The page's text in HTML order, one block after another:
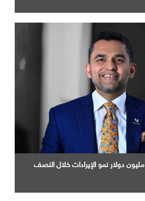
برجيل القابضة 757 مليون دولار نمو الإيرادات خلال النصف